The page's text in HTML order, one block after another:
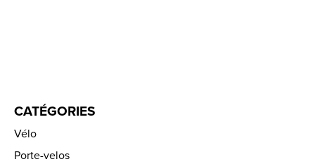
CATÉGORIES
Vélo
Porte-velos